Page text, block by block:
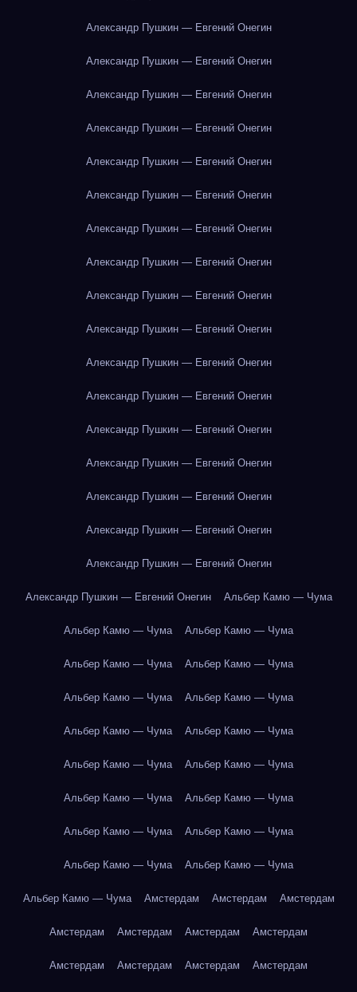
Александр Пушкин — Евгений Онегин
Александр Пушкин — Евгений Онегин
Александр Пушкин — Евгений Онегин
Александр Пушкин — Евгений Онегин
Александр Пушкин — Евгений Онегин
Александр Пушкин — Евгений Онегин
Александр Пушкин — Евгений Онегин
Александр Пушкин — Евгений Онегин
Александр Пушкин — Евгений Онегин
Александр Пушкин — Евгений Онегин
Александр Пушкин — Евгений Онегин
Александр Пушкин — Евгений Онегин
Александр Пушкин — Евгений Онегин
Александр Пушкин — Евгений Онегин
Александр Пушкин — Евгений Онегин
Александр Пушкин — Евгений Онегин
Александр Пушкин — Евгений Онегин
Александр Пушкин — Евгений Онегин Альбер Камю — Чума
Альбер Камю — Чума Альбер Камю — Чума
Альбер Камю — Чума Альбер Камю — Чума
Альбер Камю — Чума Альбер Камю — Чума
Альбер Камю — Чума Альбер Камю — Чума
Альбер Камю — Чума Альбер Камю — Чума
Альбер Камю — Чума Альбер Камю — Чума
Альбер Камю — Чума Альбер Камю — Чума
Альбер Камю — Чума Альбер Камю — Чума
Альбер Камю — Чума Амстердам Амстердам Амстердам
Амстердам Амстердам Амстердам Амстердам
Амстердам Амстердам Амстердам Амстердам